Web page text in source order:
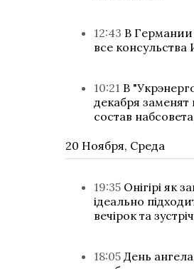
12:43 В
все консульства
10:21 В
декабря заменят
состав набсовета
20 Ноября, Среда
19:35 Онігірі як
ідеально
вечірок та
18:05 День